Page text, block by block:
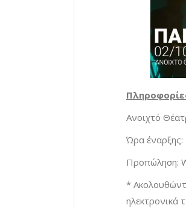
Ανοιχτό
Ώρα έναρξης:
Προπώληση:
*
ηλεκτρονικά